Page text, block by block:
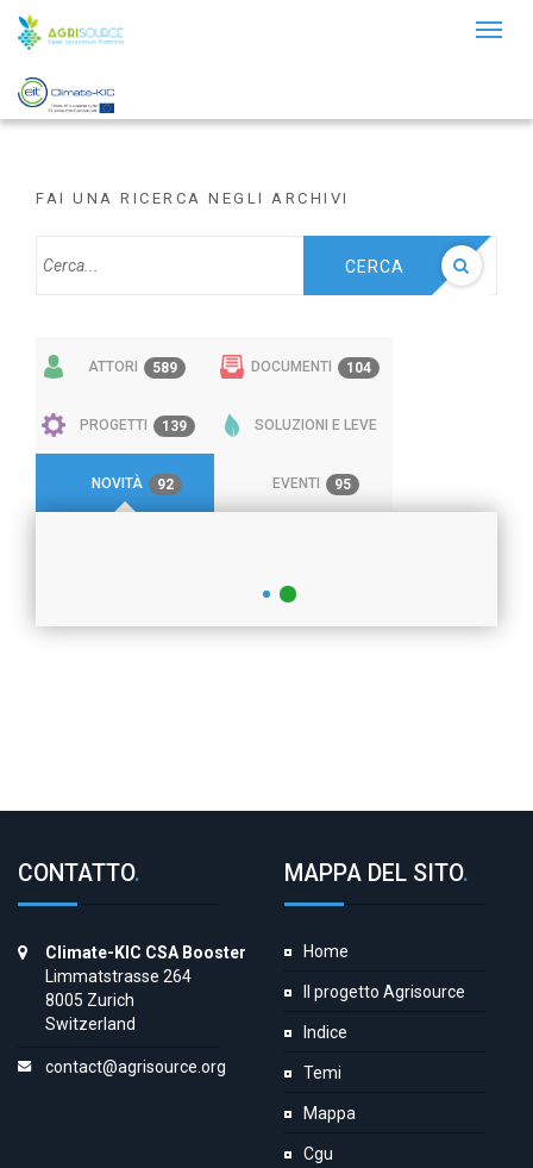
FAI UNA RICERCA NEGLI ARCHIVI
CERCA
ATTORI 589 DOCUMENTI 104
PROGETTI 139 SOLUZIONI E LEVE
58
NOVITÀ 92 EVENTI 95
CONTATTO.
Climate-KIC CSA Booster
Limmatstrasse 264
8005 Zurich
Switzerland
contact@agrisource.org
MAPPA DEL SITO.
Home
Il progetto Agrisource
Indice
Temi
Mappa
Cgu